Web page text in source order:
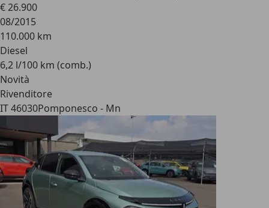
€ 26.900
08/2015
110.000 km
Diesel
6,2 l/100 km (comb.)
Novità
Rivenditore
IT 46030Pomponesco - Mn